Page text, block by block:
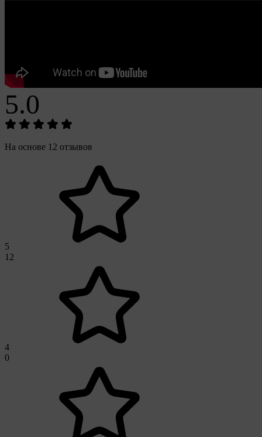
5.0
На основе 12 отзывов
5
12
4
0